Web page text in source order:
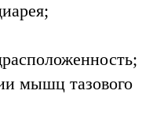
мышц тазового